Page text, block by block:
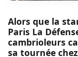
Alors que la
Paris La
cambrioleurs
sa tournée